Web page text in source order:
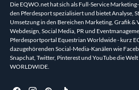
Die EQWO.net hat sich als Full-Service
den Pferdesport spezialisiert und bietet Analyse,
Umsetzung in den Bereichen Marketing, Grafik &
Webdesign, Social Media, PR und
Pferdesportportal Equestrian Worldwide - kurz
dazugehörenden Social-Media-Kanälen wie
Snapchat, Twitter, Pinterest und YouTube die
WORLDWIDE.